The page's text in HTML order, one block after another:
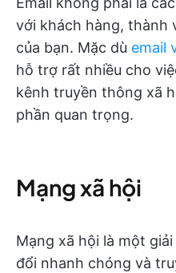
với khách hàng, thành
của bạn. Mặc dù email
hỗ trợ rất nhiều cho
kênh truyền thông xã
phần quan trọng.
Mạng xã hội
Mạng xã hội là một
đổi nhanh chóng và